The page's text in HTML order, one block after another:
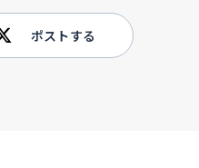
ポストする